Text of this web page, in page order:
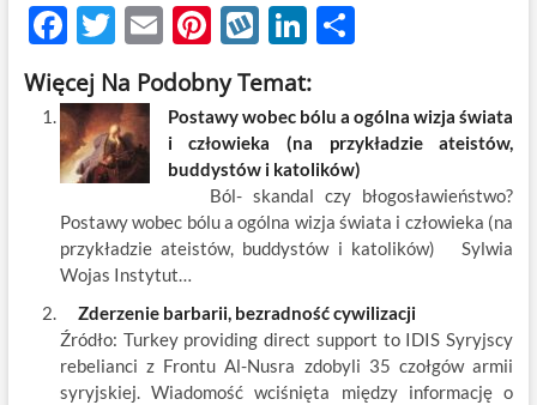
F
ac
e
b
o
o
k
T
w
itt
er
E
m
ail
Pi
nt
er
es
t
W
k
o
p
Li
k
e
dI
n
S
ar
e
Więcej Na Podobny Temat:
Postawy wobec bólu a ogólna wizja świata
i człowieka (na przykładzie ateistów,
buddystów i katolików)
Ból- skandal czy błogosławieństwo?
Postawy wobec bólu a ogólna wizja świata i człowieka (na
przykładzie ateistów, buddystów i katolików) Sylwia
Wojas Instytut…
Zderzenie barbarii, bezradność cywilizacji
Źródło: Turkey providing direct support to IDIS Syryjscy
rebelianci z Frontu Al-Nusra zdobyli 35 czołgów armii
syryjskiej. Wiadomość wciśnięta między informację o